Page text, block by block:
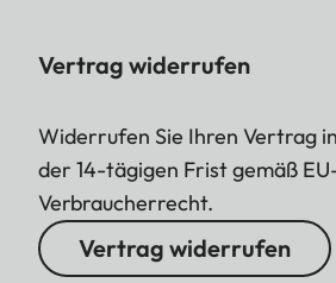
Vertrag widerrufen
Widerrufen Sie Ihren Vertrag
der 14-tägigen Frist gemäß
Verbraucherrecht.
Vertrag widerrufen